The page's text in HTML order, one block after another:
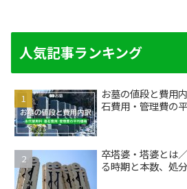
人気記事ランキング
お墓の値段と費用
石費用・管理費の
卒塔婆・塔婆とは
る時期と本数、処